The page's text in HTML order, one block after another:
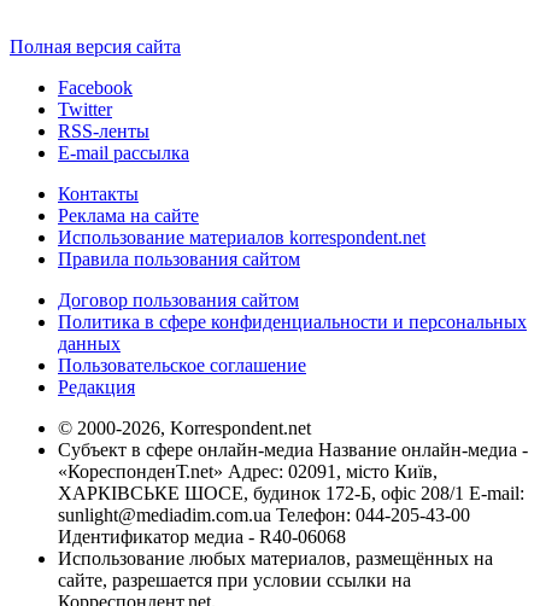
Полная версия сайта
Facebook
Twitter
RSS-ленты
E-mail рассылка
Контакты
Реклама на сайте
Использование материалов korrespondent.net
Правила пользования сайтом
Договор пользования сайтом
Политика в сфере конфиденциальности и персональных
данных
Пользовательское соглашение
Редакция
© 2000-2026, Korrespondent.net
Субъект в сфере онлайн-медиа Название онлайн-медиа -
«КореспонденТ.net» Адрес: 02091, місто Київ,
ХАРКІВСЬКЕ ШОСЕ, будинок 172-Б, офіс 208/1 E-mail:
sunlight@mediadim.com.ua Телефон: 044-205-43-00
Идентификатор медиа - R40-06068
Использование любых материалов, размещённых на
сайте, разрешается при условии ссылки на
Корреспондент.net.